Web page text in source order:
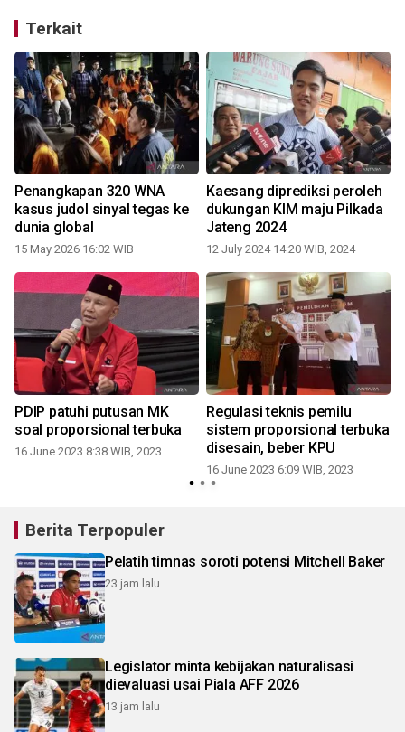
Terkait
Penangkapan 320 WNA
kasus judol sinyal tegas ke
dunia global
15 May 2026 16:02 WIB
Kaesang diprediksi peroleh
dukungan KIM maju Pilkada
Jateng 2024
12 July 2024 14:20 WIB, 2024
PDIP patuhi putusan MK
soal proporsional terbuka
16 June 2023 8:38 WIB, 2023
Regulasi teknis pemilu
sistem proporsional terbuka
disesain, beber KPU
16 June 2023 6:09 WIB, 2023
Berita Terpopuler
Pelatih timnas soroti potensi Mitchell Baker
23 jam lalu
Legislator minta kebijakan naturalisasi
dievaluasi usai Piala AFF 2026
13 jam lalu